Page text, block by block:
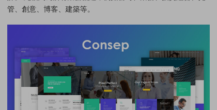
管、創意、博客、建築等。